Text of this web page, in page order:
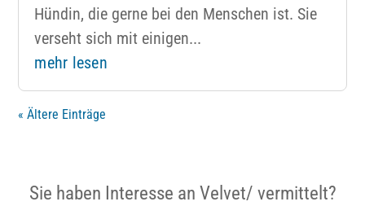
Hündin, die gerne bei den Menschen ist. Sie
verseht sich mit einigen...
mehr lesen
« Ältere Einträge
Sie haben Interesse an Velvet/ vermittelt?